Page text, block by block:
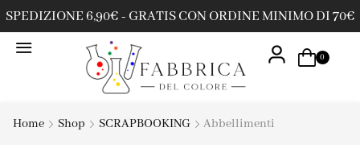
SPEDIZIONE 6,90€ - GRATIS CON ORDINE MINIMO DI 70€
0
Home Shop SCRAPBOOKING Abbellimenti